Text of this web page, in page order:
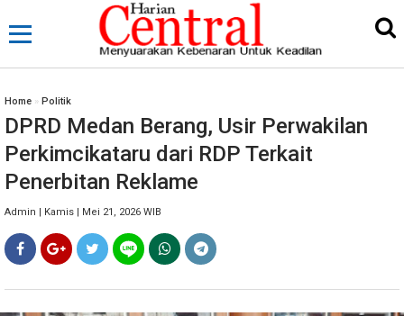
Home » Politik
DPRD Medan Berang, Usir Perwakilan
Perkimcikataru dari RDP Terkait
Penerbitan Reklame
Admin | Kamis | Mei 21, 2026 WIB